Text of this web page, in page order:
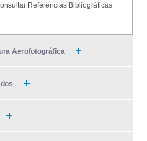
Referências Bibliográficas
Aerofotográfica